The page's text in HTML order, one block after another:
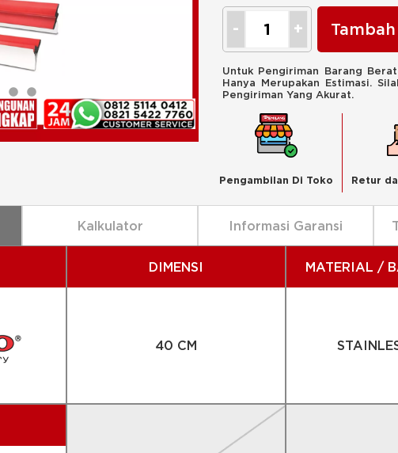
Untuk Pengiriman Barang
Hanya Merupakan Estimasi.
Pengiriman Yang Akurat.
Pengambilan Di Toko Retur
Kalkulator Informasi Garansi
DIMENSI
40 CM
MATERIAL /